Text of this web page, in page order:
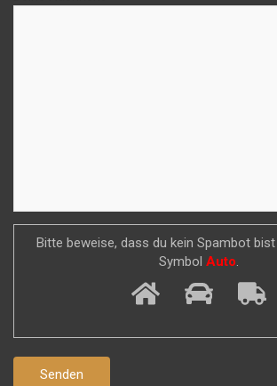
Bitte beweise, dass du kein Spambot
Symbol Auto.